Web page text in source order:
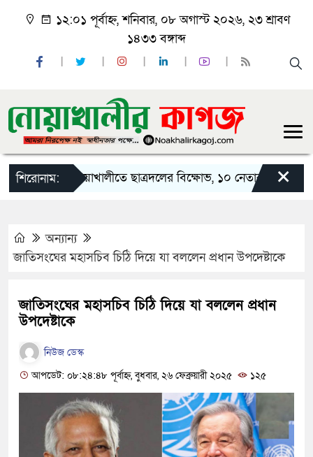
১২:০১ পূর্বাহ্ন, শনিবার, ০৮ অগাস্ট ২০২৬, ২৩ শ্রাবণ
১৪৩৩ বঙ্গাব্দ
শিরোনাম:নোয়াখালীতে ছাত্রদলের বিক্ষোভ, ১০ নেতার পদত্যাগ×
অন্যান্য
জাতিসংঘের মহাসচিব চিঠি দিয়ে যা বললেন প্রধান উপদেষ্টাকে
জাতিসংঘের মহাসচিব চিঠি দিয়ে যা বললেন প্রধান
উপদেষ্টাকে
নিউজ ডেস্ক
আপডেট: ০৮:২৪:৪৮ পূর্বাহ্ন, বুধবার, ২৬ ফেব্রুয়ারী ২০২৫
১২৫